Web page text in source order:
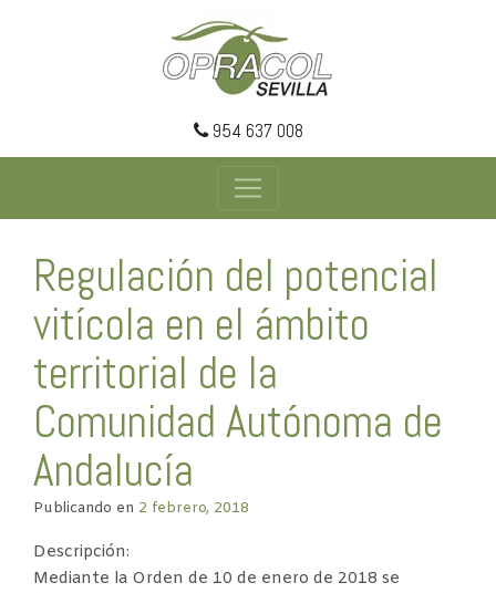
954 637 008
Regulación del potencial
vitícola en el ámbito
territorial de la
Comunidad Autónoma de
Andalucía
Publicando en 2 febrero, 2018
Descripción:
Mediante la Orden de 10 de enero de 2018 se